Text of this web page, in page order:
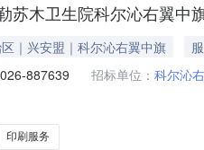
苏木卫生院科尔沁右翼
｜兴安盟｜科尔沁右翼中旗
887639 招标单位： 科尔沁
印刷服务